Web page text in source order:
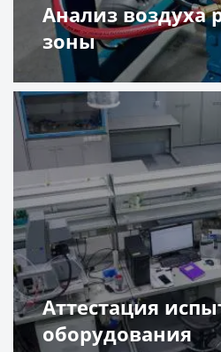
Анализ воздуха
зоны
Подробнее
Аттестация
оборудования